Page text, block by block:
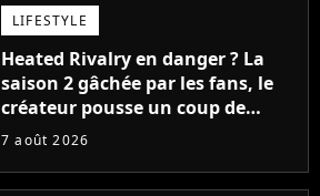
LIFESTYLE
Heated Rivalry en danger ? La
saison 2 gâchée par les fans, le
créateur pousse un coup de
gueule
7 août 2026